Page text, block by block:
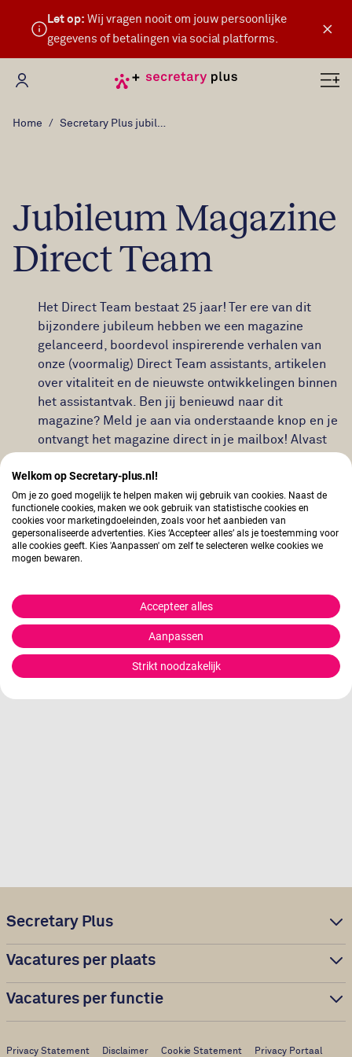
×
Let op: Wij vragen nooit om jouw persoonlijke
gegevens of betalingen via social platforms.
Mijn Secretary Plus
Home Secretary Plus jubileum magazine
Jubileum Magazine
Direct Team
Het Direct Team bestaat 25 jaar! Ter ere van dit
bijzondere jubileum hebben we een magazine
gelanceerd, boordevol inspirerende verhalen van
onze (voormalig) Direct Team assistants, artikelen
over vitaliteit en de nieuwste ontwikkelingen binnen
het assistantvak. Ben jij benieuwd naar dit
magazine? Meld je aan via onderstaande knop en je
ontvangt het magazine direct in je mailbox! Alvast
Aanmelden magazine
Secretary Plus
Vacatures per plaats
Vacatures per functie
Privacy Statement Disclaimer Cookie Statement Privacy Portaal
Welkom op Secretary-plus.nl!
Om je zo goed mogelijk te helpen maken wij gebruik van cookies. Naast de
functionele cookies, maken we ook gebruik van statistische cookies en
cookies voor marketingdoeleinden, zoals voor het aanbieden van
gepersonaliseerde advertenties. Kies ‘Accepteer alles’ als je toestemming voor
alle cookies geeft. Kies 'Aanpassen' om zelf te selecteren welke cookies we
mogen bewaren.
Accepteer alles
Aanpassen
Strikt noodzakelijk